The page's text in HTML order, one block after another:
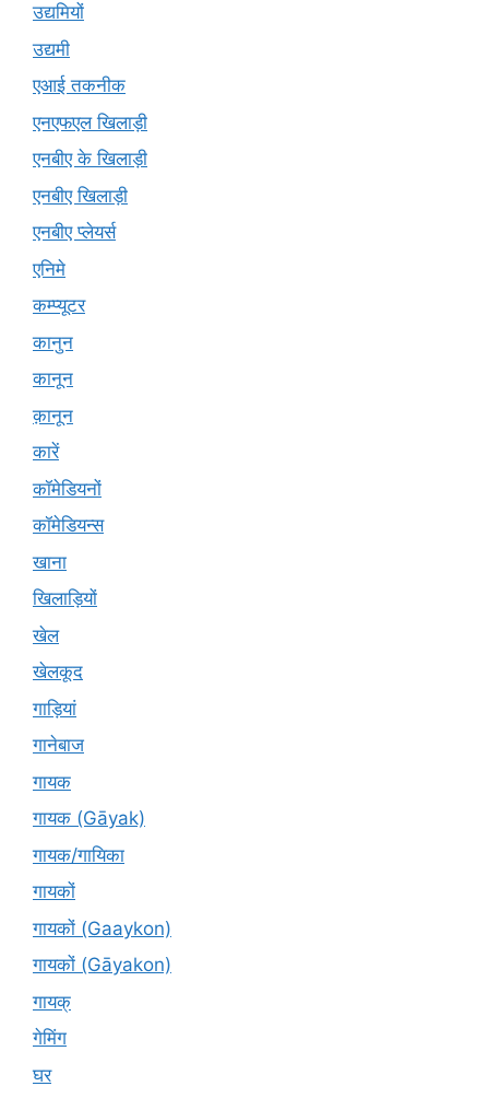
उद्यमियों
उद्यमी
एआई तकनीक
एनएफएल खिलाड़ी
एनबीए के खिलाड़ी
एनबीए खिलाड़ी
एनबीए प्लेयर्स
एनिमे
कम्प्यूटर
कानुन
कानून
क़ानून
कारें
कॉमेडियनों
कॉमेडियन्स
खाना
खिलाड़ियों
खेल
खेलकूद
गाड़ियां
गानेबाज
गायक
गायक (Gāyak)
गायक/गायिका
गायकों
गायकों (Gaaykon)
गायकों (Gāyakon)
गायक्
गेमिंग
घर